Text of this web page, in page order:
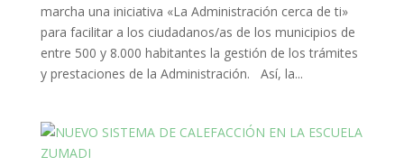
marcha una iniciativa «La Administración cerca de ti»
para facilitar a los ciudadanos/as de los municipios de
entre 500 y 8.000 habitantes la gestión de los trámites
y prestaciones de la Administración. Así, la...